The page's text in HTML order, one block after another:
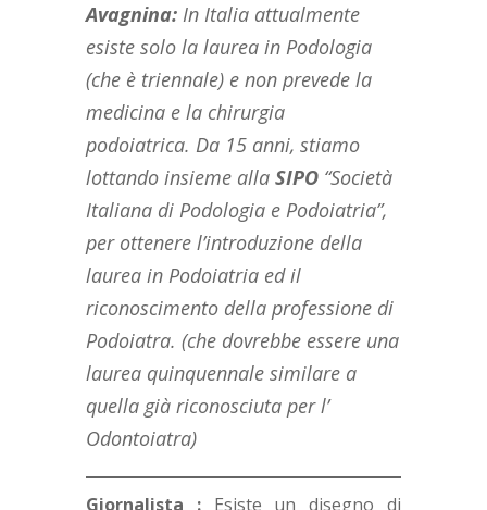
Avagnina: In Italia attualmente
esiste solo la laurea in Podologia
(che è triennale) e non prevede la
medicina e la chirurgia
podoiatrica. Da 15 anni, stiamo
lottando insieme alla SIPO “Società
Italiana di Podologia e Podoiatria”,
per ottenere l’introduzione della
laurea in Podoiatria ed il
riconoscimento della professione di
Podoiatra. (che dovrebbe essere una
laurea quinquennale similare a
quella già riconosciuta per l’
Odontoiatra)
Giornalista : Esiste un disegno di